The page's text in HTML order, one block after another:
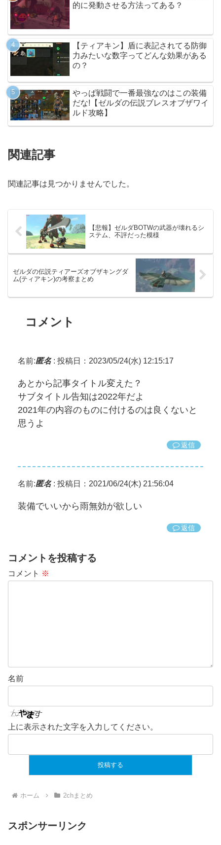
的に発動させる方法ってある？
【ティアキン】盾に表記されてる防御
力みたいな数字ってどんな効果がある
の？
やっぱ戦闘で一番最強なのはこの装備
だな!【ゼルダの伝説ブレスオブザワイ
ルド攻略】
関連記事
関連記事は見つかりませんでした。
【悲報】ゼルダBOTWの武器が壊れるシ
ステム、不評だった模様
ゼルダの伝説ティアーズオブザキングダ
ム(ティアキン)の考察まとめ
コメント
名前:匿名: 投稿日：2023/05/24(水) 12:15:17
あとから記事タイトル変えた？
サブタイトル告知は2022年だよ
2021年の内容のものに付けるのは良くないと
思うよ
返信
名前:匿名: 投稿日：2021/06/24(木) 21:56:04
装備でいいから雨無効が欲しい
返信
コメントを投稿する
コメント ※
名前
上に表示された文字を入力してください。
ホーム 2chまとめ
スポンサーリンク